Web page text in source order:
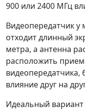
900 или 2400 МГц
Видеопередатчик у
отходит длинный
метра, а антенна
расположить
видеопередатчика,
влияние друг на
Идеальный